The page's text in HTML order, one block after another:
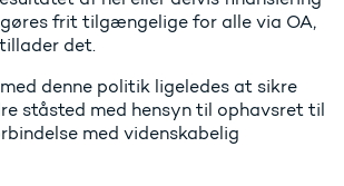
frit tilgængelige for alle via OA,
det.
denne politik ligeledes at sikre
ståsted med hensyn til ophavsret til
med videnskabelig